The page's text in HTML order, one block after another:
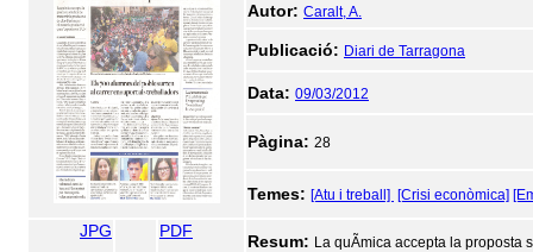
Autor: Caralt, A.
Publicació: Diari de Tarragona
Data: 09/03/2012
Pàgina: 28
Temes: [Atu i treball] [Crisi econòmica]
JPG PDF
Resum: La quÃ­mica accepta la proposta